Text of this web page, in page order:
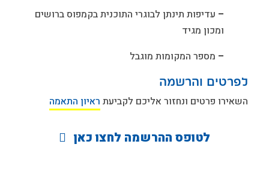
– עדיפות תינתן לבוגרי התוכנית בקמפוס ברושים
ומכון מגיד
– מספר המקומות מוגבל
לפרטים והרשמה
השאירו פרטים ונחזור אליכם לקביעת ראיון התאמה
לטופס ההרשמה לחצו כאן